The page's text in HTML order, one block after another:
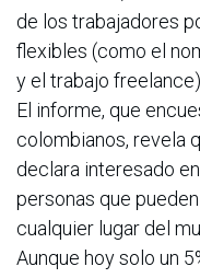
de los trabajadores
flexibles (como el
y el trabajo
El informe, que
colombianos, revela
declara interesado
personas que
cualquier lugar del
Aunque hoy solo un